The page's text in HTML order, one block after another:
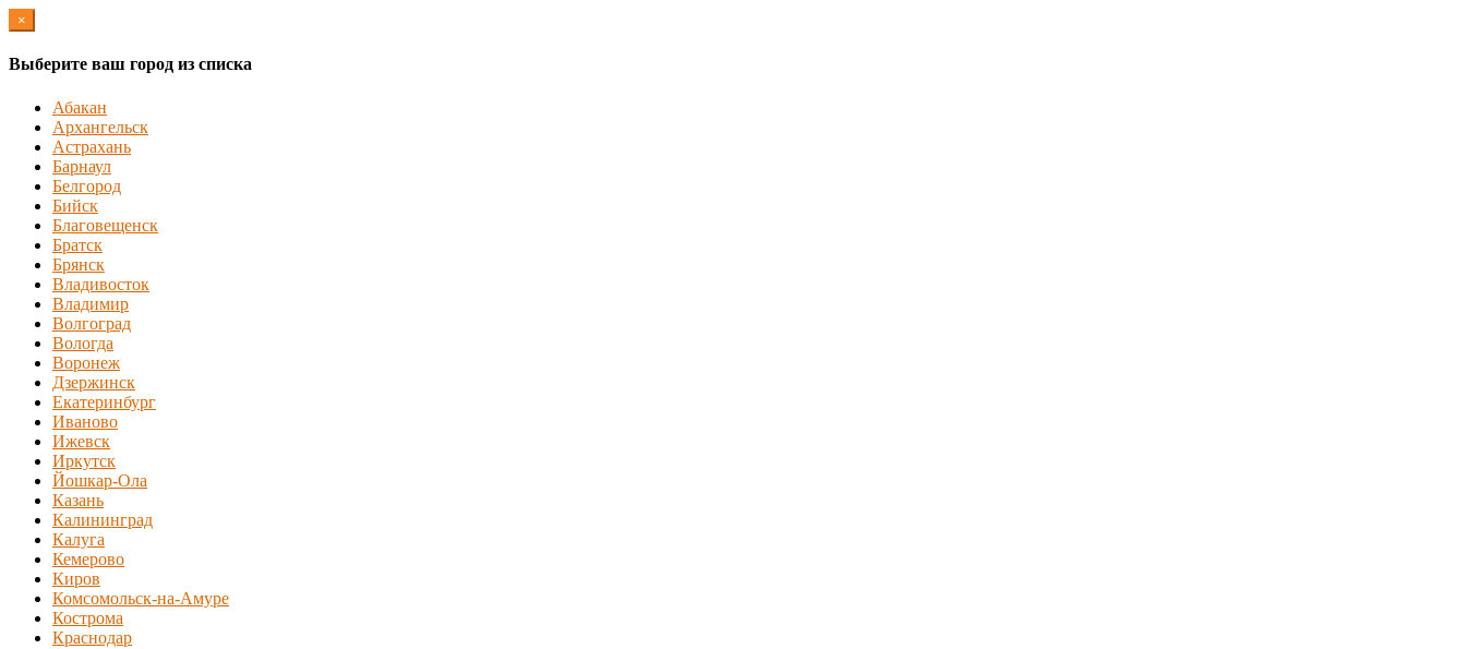
×
Выберите ваш город из списка
Абакан
Архангельск
Астрахань
Барнаул
Белгород
Бийск
Благовещенск
Братск
Брянск
Владивосток
Владимир
Волгоград
Вологда
Воронеж
Дзержинск
Екатеринбург
Иваново
Ижевск
Иркутск
Йошкар-Ола
Казань
Калининград
Калуга
Кемерово
Киров
Комсомольск-на-Амуре
Кострома
Краснодар